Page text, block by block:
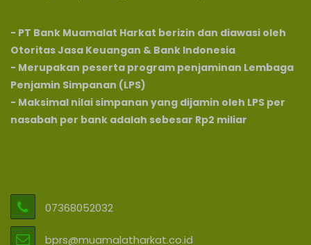
- PT Bank Muamalat Harkat berizin dan diawasi oleh
Otoritas Jasa Keuangan & Bank Indonesia
- Merupakan peserta program penjaminan Lembaga
Penjamin Simpanan (LPS)
- Maksimal nilai simpanan yang dijamin oleh LPS per
nasabah per bank adalah sebesar Rp2 miliar
07368052032
bprs@muamalatharkat.co.id